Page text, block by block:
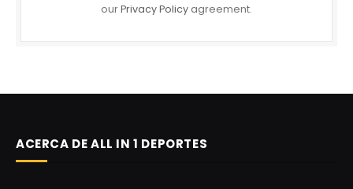
ourPrivacy Policy agreement.
ACERCA DE ALL IN 1 DEPORTES